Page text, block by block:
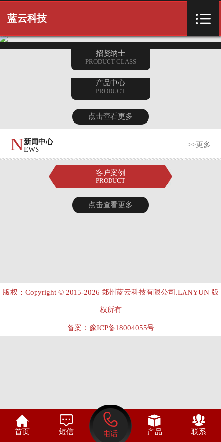
首页
蓝云科技 
招贤纳士
PRODUCT CLASS
产品中心
PRODUCT
点击查看更多
N新闻中心
EWS
>>更多
客户案例
PRODUCT
点击查看更多
版权：Copyright © 2015-2026 郑州蓝云科技有限公司.LANYUN 版
权所有
备案： 豫ICP备18004055号
首页 短信

电话 产品 联系